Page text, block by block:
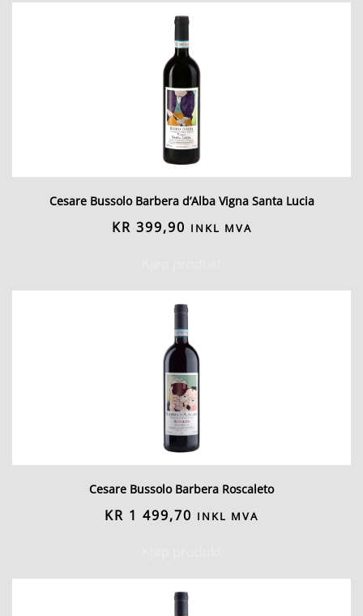
Cesare Bussolo Barbera d’Alba Vigna Santa Lucia
KR 399,90 INKL MVA
Cesare Bussolo Barbera Roscaleto
KR 1 499,70 INKL MVA